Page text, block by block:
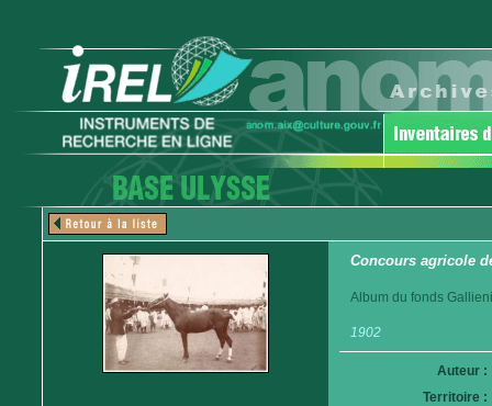
Concours agricole
Album du fonds
1902
Auteur :
Territoire :